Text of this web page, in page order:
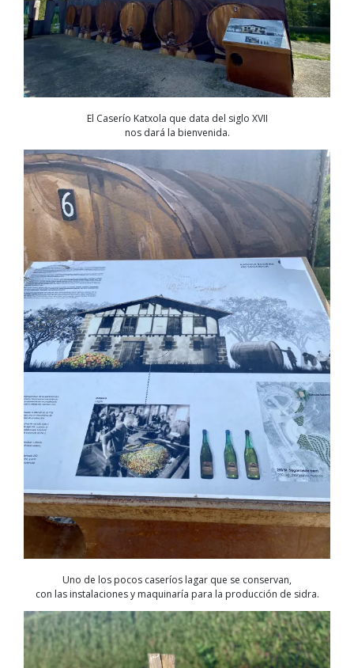
El Caserío Katxola que data del siglo XVII
nos dará la bienvenida.
Uno de los pocos caseríos lagar que se conservan,
con las instalaciones y maquinaría para la producción de sidra.